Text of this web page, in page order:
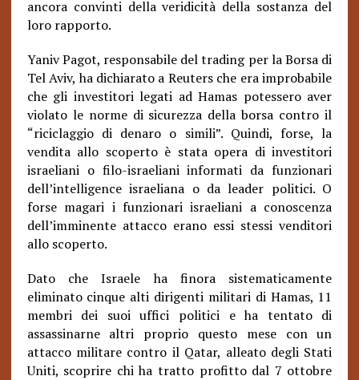
ancora convinti della veridicità della sostanza del
loro rapporto.
Yaniv Pagot, responsabile del trading per la Borsa di
Tel Aviv, ha dichiarato a Reuters che era improbabile
che gli investitori legati ad Hamas potessero aver
violato le norme di sicurezza della borsa contro il
“riciclaggio di denaro o simili”. Quindi, forse, la
vendita allo scoperto è stata opera di investitori
israeliani o filo-israeliani informati da funzionari
dell’intelligence israeliana o da leader politici. O
forse magari i funzionari israeliani a conoscenza
dell’imminente attacco erano essi stessi venditori
allo scoperto.
Dato che Israele ha finora sistematicamente
eliminato cinque alti dirigenti militari di Hamas, 11
membri dei suoi uffici politici e ha tentato di
assassinarne altri proprio questo mese con un
attacco militare contro il Qatar, alleato degli Stati
Uniti, scoprire chi ha tratto profitto dal 7 ottobre